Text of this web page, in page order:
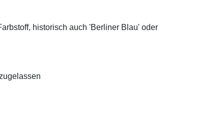
historisch auch 'Berliner Blau' oder